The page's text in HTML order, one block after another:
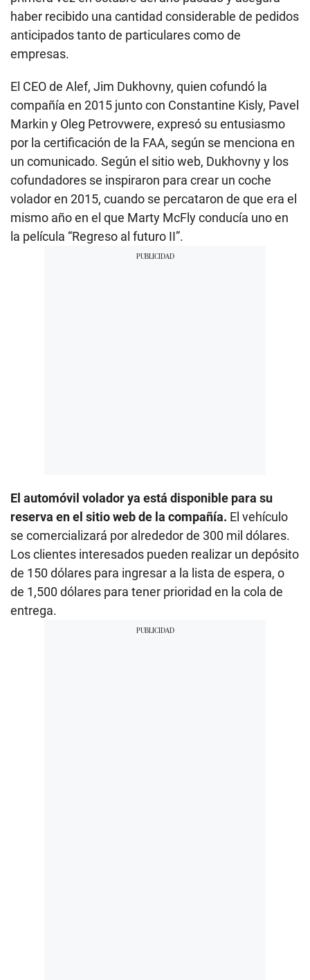
haber recibido una cantidad considerable de pedidos
anticipados tanto de particulares como de
empresas.
El CEO de Alef, Jim Dukhovny, quien cofundó la
compañía en 2015 junto con Constantine Kisly, Pavel
Markin y Oleg Petrovwere, expresó su entusiasmo
por la certificación de la FAA, según se menciona en
un comunicado. Según el sitio web, Dukhovny y los
cofundadores se inspiraron para crear un coche
volador en 2015, cuando se percataron de que era el
mismo año en el que Marty McFly conducía uno en
la película “Regreso al futuro II”.
El automóvil volador ya está disponible para su
reserva en el sitio web de la compañía. El vehículo
se comercializará por alrededor de 300 mil dólares.
Los clientes interesados pueden realizar un depósito
de 150 dólares para ingresar a la lista de espera, o
de 1,500 dólares para tener prioridad en la cola de
entrega.